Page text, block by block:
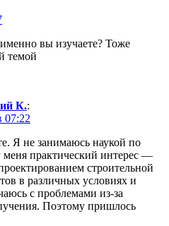
вы изучаете? Тоже
темой
К.:
07:22
Я не занимаюсь наукой по
меня практический интерес —
строительной
в различных условиях и
с проблемами из-за
Поэтому пришлось